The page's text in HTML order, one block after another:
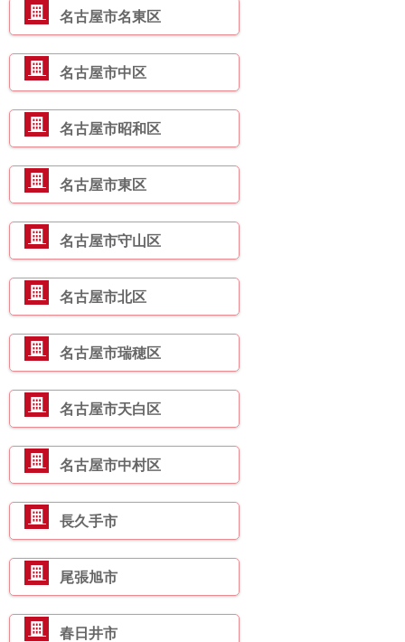
名古屋市名東区
名古屋市中区
名古屋市昭和区
名古屋市東区
名古屋市守山区
名古屋市北区
名古屋市瑞穂区
名古屋市天白区
名古屋市中村区
長久手市
尾張旭市
春日井市